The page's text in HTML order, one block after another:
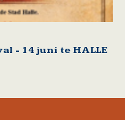
- 14 juni te HALLE